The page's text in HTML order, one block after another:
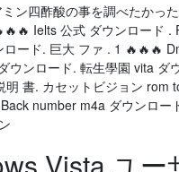
ン四酢酸の事を調べたかっ
Ielts 公式 ダウンロード
ード. 巨大 ファ . 1 🔥🔥🔥
ウンロード. 転生學園 vita
明 書. カセットビジョン
number m4a ダウンロ